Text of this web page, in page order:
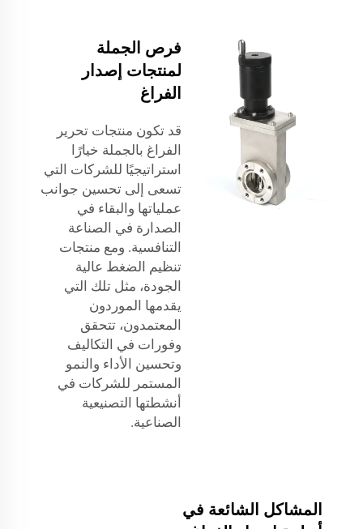
فرص الجملة
لمنتجات إصدار
الفراغ
قد تكون منتجات تحرير
الفراغ بالجملة خيارًا
استراتيجيًا للشركات التي
تسعى إلى تحسين جوانب
عملياتها والبقاء في
الصدارة في الصناعة
التنافسية. ومع منتجات
تنظيم الضغط عالية
الجودة، مثل تلك التي
يقدمها الموردون
المعتمدون، تتحقق
وفورات في التكاليف
وتحسين الأداء والنمو
المستمر للشركات في
أنشطتها التصنيعية
الصناعية.
المشاكل الشائعة في